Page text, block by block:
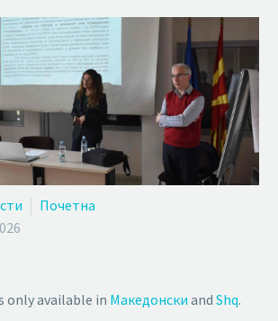
Почетна
only available in Македонски and Shq.